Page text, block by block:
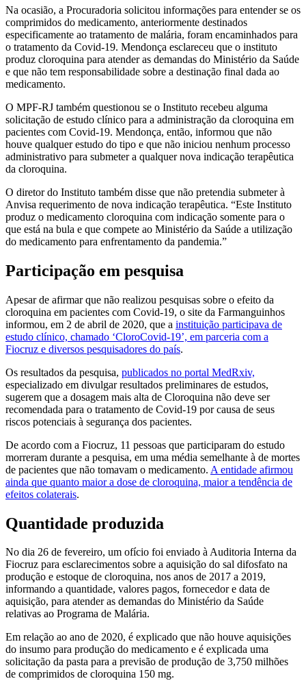
Na ocasião, a Procuradoria solicitou informações para entender se os
comprimidos do medicamento, anteriormente destinados
especificamente ao tratamento de malária, foram encaminhados para
o tratamento da Covid-19. Mendonça esclareceu que o instituto
produz cloroquina para atender as demandas do Ministério da Saúde
e que não tem responsabilidade sobre a destinação final dada ao
medicamento.
O MPF-RJ também questionou se o Instituto recebeu alguma
solicitação de estudo clínico para a administração da cloroquina em
pacientes com Covid-19. Mendonça, então, informou que não
houve qualquer estudo do tipo e que não iniciou nenhum processo
administrativo para submeter a qualquer nova indicação terapêutica
da cloroquina.
O diretor do Instituto também disse que não pretendia submeter à
Anvisa requerimento de nova indicação terapêutica. “Este Instituto
produz o medicamento cloroquina com indicação somente para o
que está na bula e que compete ao Ministério da Saúde a utilização
do medicamento para enfrentamento da pandemia.”
Participação em pesquisa
Apesar de afirmar que não realizou pesquisas sobre o efeito da
cloroquina em pacientes com Covid-19, o site da Farmanguinhos
informou, em 2 de abril de 2020, que a instituição participava de
estudo clínico, chamado ‘CloroCovid-19’, em parceria com a
Fiocruz e diversos pesquisadores do país.
Os resultados da pesquisa, publicados no portal MedRxiv,
especializado em divulgar resultados preliminares de estudos,
sugerem que a dosagem mais alta de Cloroquina não deve ser
recomendada para o tratamento de Covid-19 por causa de seus
riscos potenciais à segurança dos pacientes.
De acordo com a Fiocruz, 11 pessoas que participaram do estudo
morreram durante a pesquisa, em uma média semelhante à de mortes
de pacientes que não tomavam o medicamento. A entidade afirmou
ainda que quanto maior a dose de cloroquina, maior a tendência de
efeitos colaterais.
Quantidade produzida
No dia 26 de fevereiro, um ofício foi enviado à Auditoria Interna da
Fiocruz para esclarecimentos sobre a aquisição do sal difosfato na
produção e estoque de cloroquina, nos anos de 2017 a 2019,
informando a quantidade, valores pagos, fornecedor e data de
aquisição, para atender as demandas do Ministério da Saúde
relativas ao Programa de Malária.
Em relação ao ano de 2020, é explicado que não houve aquisições
do insumo para produção do medicamento e é explicada uma
solicitação da pasta para a previsão de produção de 3,750 milhões
de comprimidos de cloroquina 150 mg.